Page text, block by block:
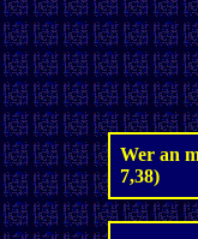
Wer an
7,38)